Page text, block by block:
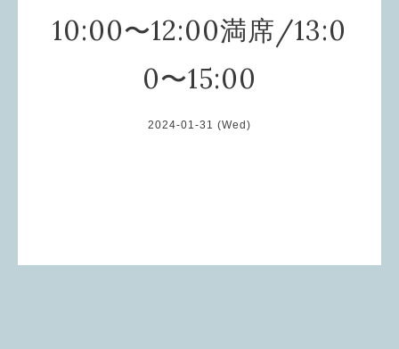
10:00〜12:00満席/13:0
0〜15:00
2024-01-31 (Wed)